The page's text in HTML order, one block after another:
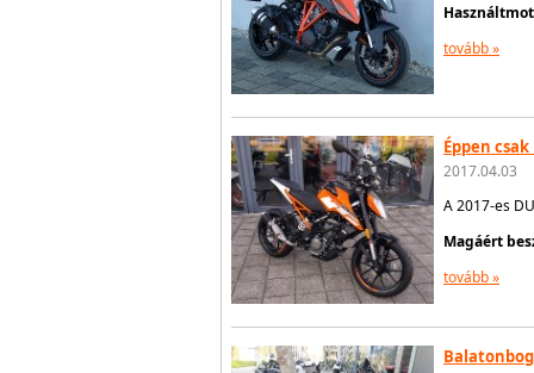
tovább »
Éppen
2017.04.03
A 2017-es
Magáért
tovább »